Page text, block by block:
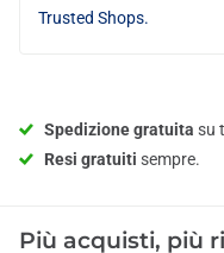
Trusted Shops.
Spedizione gratuita su
Resi gratuiti sempre.
Più acquisti, più